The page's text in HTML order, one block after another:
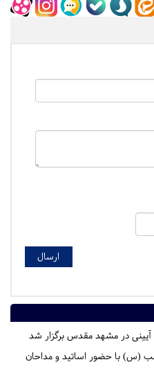
آیینی در مشهد مقدس برگزار شد
(س) با حضور اساتید و مداحان